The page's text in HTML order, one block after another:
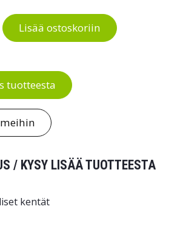
FIN 1000*1200*160mm,
Lisää ostoskoriin
tuotteesta
/ KYSY LISÄÄ TUOTTEESTA
kentät